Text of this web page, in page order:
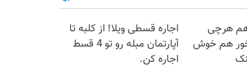
هم هرچی
هم خوش
اجاره‌ قسطی ویلا! از کلبه تا
آپارتمان مبله رو تو 4 قسط
اجاره کن.